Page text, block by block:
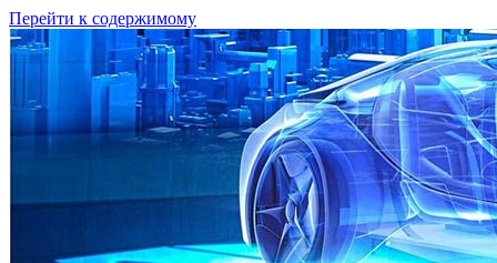
Перейти к содержимому